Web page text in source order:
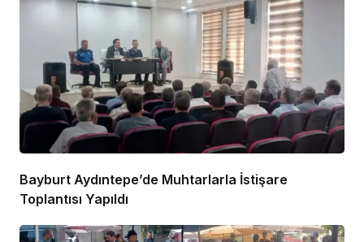
Bayburt Aydıntepe’de Muhtarlarla İstişare
Toplantısı Yapıldı